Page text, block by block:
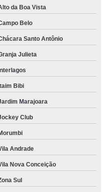
da Boa Vista
Belo
Santo Antônio
Julieta
Interlagos
Itaim Bibi
Marajoara
Club
Andrade
Nova Conceição
Sul